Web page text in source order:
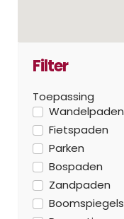
Filter
Toepassing
Wandelpaden
Fietspaden
Parken
Bospaden
Zandpaden
Boomspiegels